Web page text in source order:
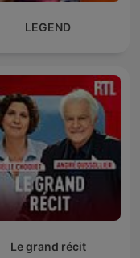
LEGEND
Le grand récit